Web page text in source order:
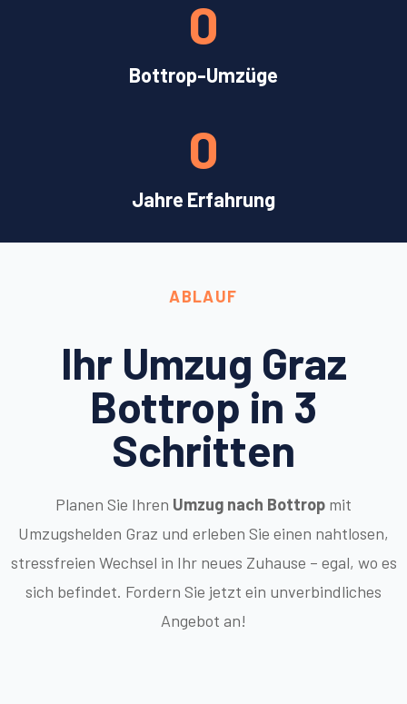
Bottrop-Umzüge
0
Jahre Erfahrung
0
ABLAUF
Ihr Umzug Graz
Bottrop in 3
Schritten
Planen Sie Ihren Umzug nach Bottrop mit
Umzugshelden Graz und erleben Sie einen nahtlosen,
stressfreien Wechsel in Ihr neues Zuhause – egal, wo es
sich befindet. Fordern Sie jetzt ein unverbindliches
Angebot an!